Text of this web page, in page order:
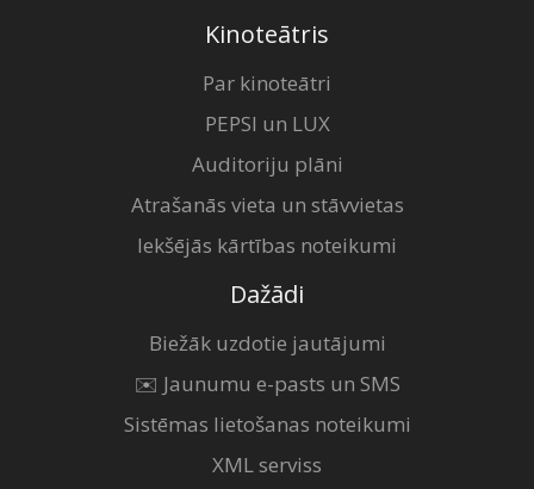
Kinoteātris
Par kinoteātri
PEPSI un LUX
Auditoriju plāni
Atrašanās vieta un stāvvietas
Iekšējās kārtības noteikumi
Dažādi
Biežāk uzdotie jautājumi
✉️ Jaunumu e-pasts un SMS
Sistēmas lietošanas noteikumi
XML serviss